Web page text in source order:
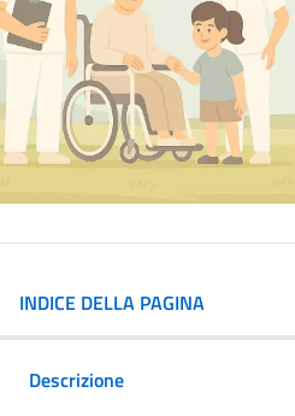
INDICE DELLA PAGINA
Descrizione